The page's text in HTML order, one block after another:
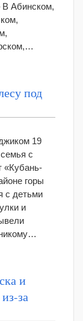
В Абинском,
под
19
с
«Кубань-
горы
с детьми
и
и
за